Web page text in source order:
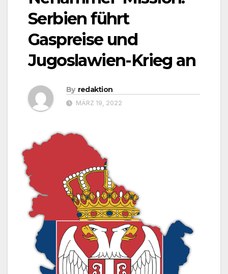
Serbien führt
Gaspreise und
Jugoslawien-Krieg an
By redaktion
MÄRZ 19, 2022